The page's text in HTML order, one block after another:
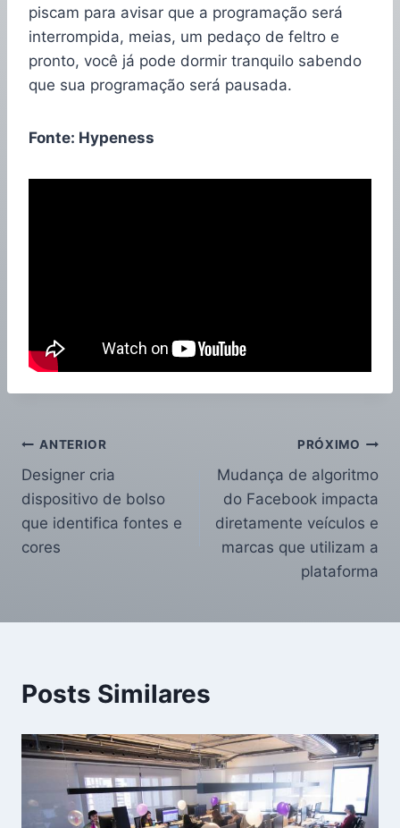
piscam para avisar que a programação será
interrompida, meias, um pedaço de feltro e
pronto, você já pode dormir tranquilo sabendo
que sua programação será pausada.
Fonte: Hypeness
ANTERIOR
Designer cria
dispositivo de bolso
que identifica fontes e
cores
PRÓXIMO
Mudança de algoritmo
do Facebook impacta
diretamente veículos e
marcas que utilizam a
plataforma
Posts Similares